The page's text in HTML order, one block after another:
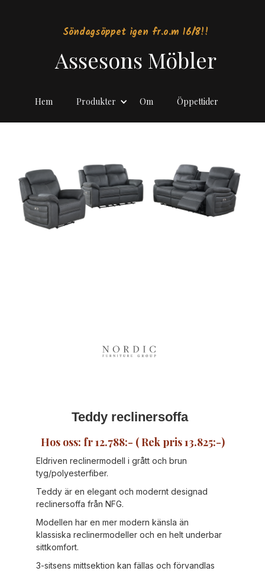
Söndagsöppet igen fr.o.m 16/8!!
Assesons Möbler
Hem Produkter Om Öppettider
Teddy reclinersoffa
Hos oss: fr 12.788:- ( Rek pris 13.825:-)
Eldriven reclinermodell i grått och brun
tyg/polyesterfiber.
Teddy är en elegant och modernt designad
reclinersoffa från NFG.
Modellen har en mer modern känsla än
klassiska reclinermodeller och en helt underbar
sittkomfort.
3-sitsens mittsektion kan fällas och förvandlas